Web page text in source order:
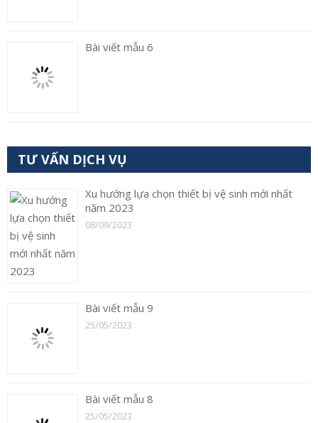
Bài viết mẫu 6
TƯ VẤN DỊCH VỤ
Xu hướng lựa chọn thiết bị vệ sinh mới nhất
năm 2023
08/09/2023
Bài viết mẫu 9
25/05/2023
Bài viết mẫu 8
25/05/2023